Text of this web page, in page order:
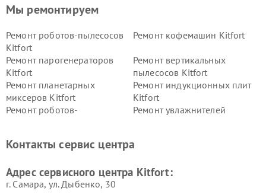
Мы ремонтируем
Ремонт роботов-пылесосов
Kitfort
Ремонт кофемашин Kitfort
Ремонт парогенераторов
Kitfort
Ремонт вертикальных
пылесосов Kitfort
Ремонт планетарных
миксеров Kitfort
Ремонт индукционных плит
Kitfort
Ремонт роботов-
Ремонт увлажнителей
Kitfort
Kitfort
Kitfort
Kitfort
Контакты сервис центра
Адрес сервисного центра Kitfort:
г. Самара, ул. Дыбенко, 30